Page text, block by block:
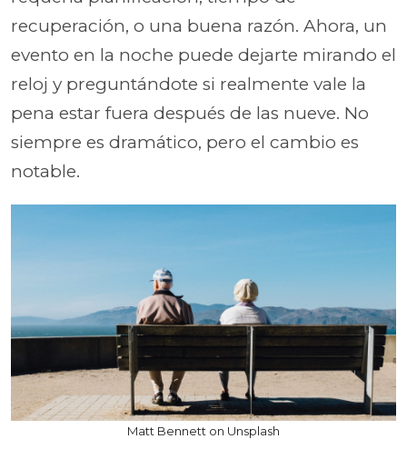
recuperación, o una buena razón. Ahora, un
evento en la noche puede dejarte mirando el
reloj y preguntándote si realmente vale la
pena estar fuera después de las nueve. No
siempre es dramático, pero el cambio es
notable.
Matt Bennett on Unsplash